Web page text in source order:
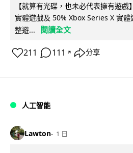
【就算有光碟，也未必代表擁有遊
實體遊戲及 50% Xbox Series X 實
整遊...
閱讀全文
211 111 ↗ 分享
人工智能
Lawton 1 日